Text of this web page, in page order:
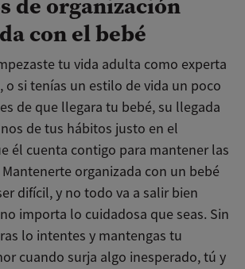
con el bebé
tu vida adulta como experta
o si tenías un estilo de vida un poco
de que llegara tu bebé, su llegada
de tus hábitos justo en el
él cuenta contigo para mantener las
organizada con un bebé
difícil, y no todo va a salir bien
importa lo cuidadosa que seas. Sin
lo intentes y mantengas tu
cuando surja algo inesperado, tú y